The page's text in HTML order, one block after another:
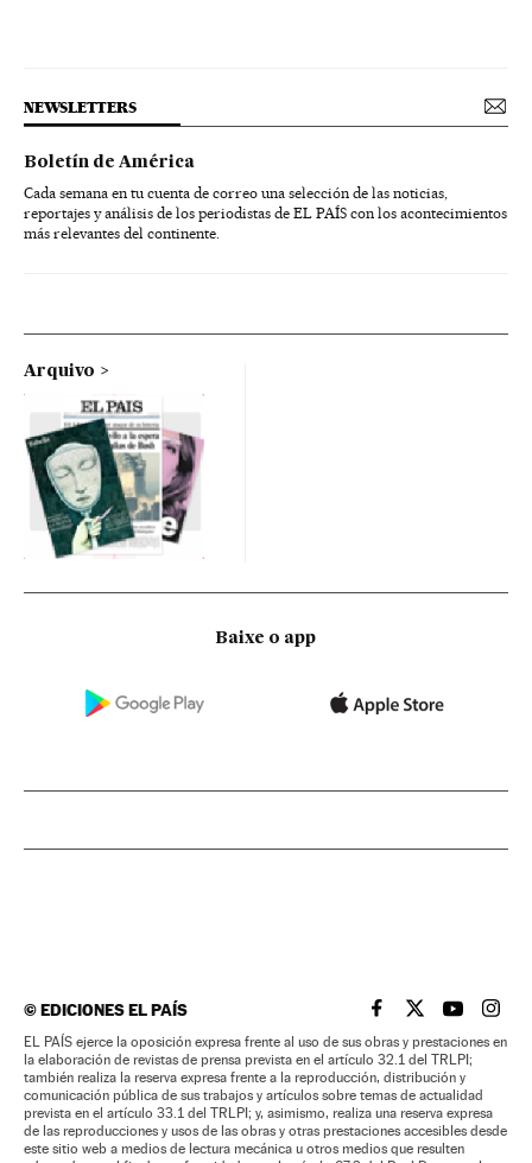
NEWSLETTERS
Boletín de América
Cada semana en tu cuenta de correo una selección de las noticias,
reportajes y análisis de los periodistas de EL PAÍS con los acontecimientos
más relevantes del continente.
Arquivo
Baixe o app
©EDICIONES EL PAÍS EL PAÍS BRASIL EN
EL PAÍSEL PAÍS
EL
EL PAÍS ejerce la oposición expresa frente al uso de sus obras y prestaciones en
la elaboración de revistas de prensa prevista en el artículo 32.1 del TRLPI;
también realiza la reserva expresa frente a la reproducción, distribución y
comunicación pública de sus trabajos y artículos sobre temas de actualidad
prevista en el artículo 33.1 del TRLPI; y, asimismo, realiza una reserva expresa
de las reproducciones y usos de las obras y otras prestaciones accesibles desde
este sitio web a medios de lectura mecánica u otros medios que resulten